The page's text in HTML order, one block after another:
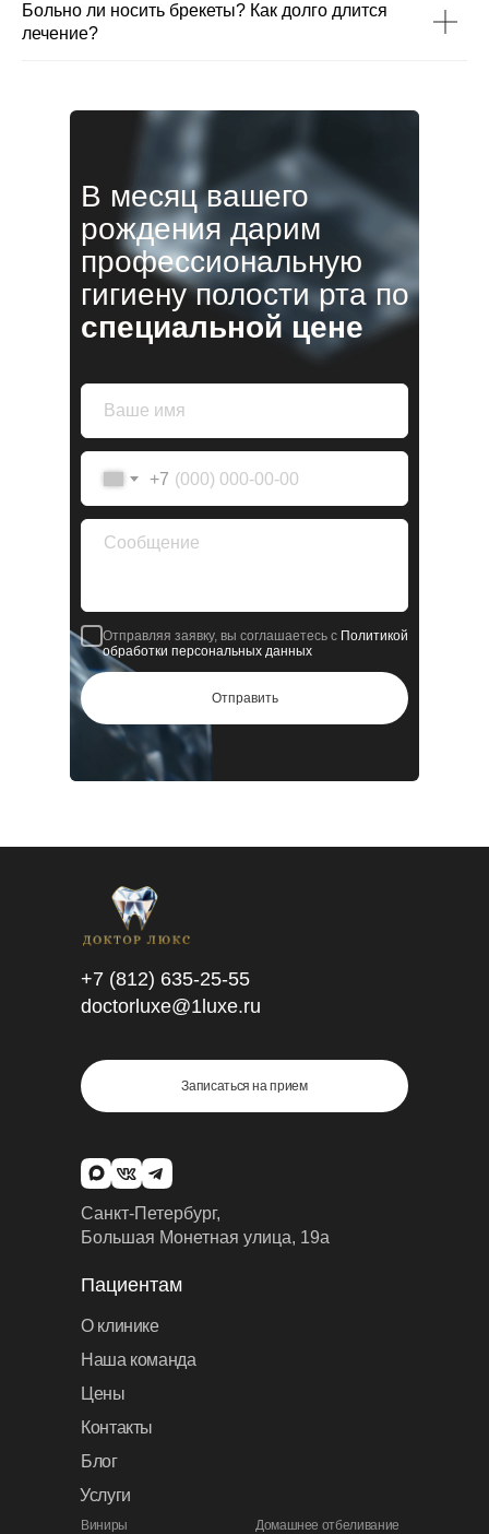
Больно ли носить брекеты? Как долго длится
лечение?
В месяц вашего
рождения дарим
профессиональную
гигиену полости рта по
специальной цене
+7
Отправляя заявку, вы соглашаетесь с Политикой
обработки персональных данных
Отправить
Блог
Контакты
Цены
Наша команда
О клинике
Домашнее отбеливание
Виниры
Услуги
Пациентам
Санкт-Петербург,
Большая Монетная улица, 19а
Записаться на прием
+7 (812) 635-25-55
doctorluxe@1luxe.ru